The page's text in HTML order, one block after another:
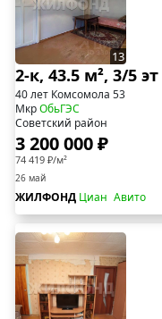
13
2-к, 43.5 м², 3/5 эт
40 лет Комсомола 53
МкрОбьГЭС
Советский район
3 200 000 ₽
74 419 ₽/м²
26 май
ЖИЛФОНД Циан Авито